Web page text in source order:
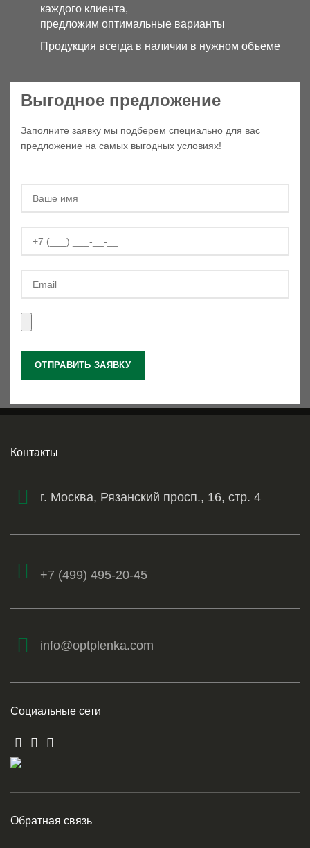
каждого клиента,
предложим оптимальные варианты
Продукция всегда в наличии в нужном объеме
Выгодное предложение
Заполните заявку мы подберем специально для вас
предложение на самых выгодных условиях!
Контакты
г. Москва, Рязанский просп., 16, стр. 4
+7 (499) 495-20-45
info@optplenka.com
Социальные сети
Обратная связь